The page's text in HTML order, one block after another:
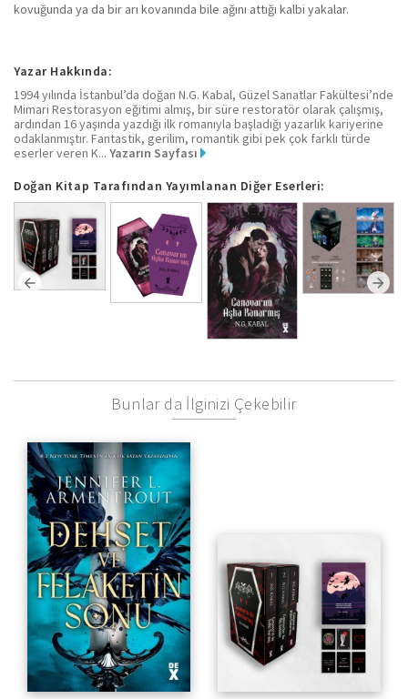
kovuğunda ya da bir arı kovanında bile ağını attığı kalbi yakalar.
Yazar Hakkında:
1994 yılında İstanbul’da doğan N.G. Kabal, Güzel Sanatlar Fakültesi’nde
Mimari Restorasyon eğitimi almış, bir süre restoratör olarak çalışmış,
ardından 16 yaşında yazdığı ilk romanıyla başladığı yazarlık kariyerine
odaklanmıştır. Fantastik, gerilim, romantik gibi pek çok farklı türde
eserler veren K... Yazarın Sayfası
Doğan Kitap Tarafından Yayımlanan Diğer Eserleri:
Bunlar da İlginizi Çekebilir